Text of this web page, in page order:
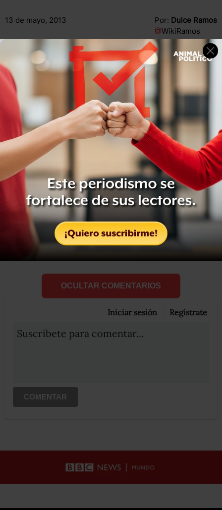
13 de mayo, 2013 Por: Dulce Ramos
@WikiRamos
Leer después
Compartir Leer después
Etiquetas:
HADFIELD SPACE
OCULTAR COMENTARIOS
Iniciar sesión Registrate
Suscribete para comentar...
COMENTAR